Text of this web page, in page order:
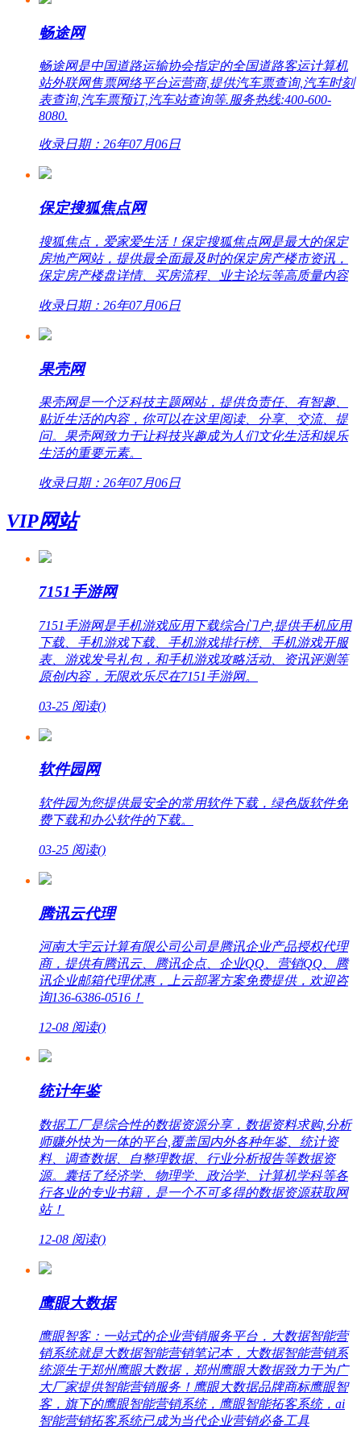
畅途网
畅途网是中国道路运输协会指定的全国道路客运计算机
站外联网售票网络平台运营商,提供汽车票查询,汽车时刻
表查询,汽车票预订,汽车站查询等.服务热线:400-600-
8080.
收录日期：26年07月06日
保定搜狐焦点网
搜狐焦点，爱家爱生活！保定搜狐焦点网是最大的保定
房地产网站，提供最全面最及时的保定房产楼市资讯，
保定房产楼盘详情、买房流程、业主论坛等高质量内容
收录日期：26年07月06日
果壳网
果壳网是一个泛科技主题网站，提供负责任、有智趣、
贴近生活的内容，你可以在这里阅读、分享、交流、提
问。果壳网致力于让科技兴趣成为人们文化生活和娱乐
生活的重要元素。
收录日期：26年07月06日
VIP网站
7151手游网
7151手游网是手机游戏应用下载综合门户,提供手机应用
下载、手机游戏下载、手机游戏排行榜、手机游戏开服
表、游戏发号礼包，和手机游戏攻略活动、资讯评测等
原创内容，无限欢乐尽在7151手游网。
03-25 阅读()
软件园网
软件园为您提供最安全的常用软件下载，绿色版软件免
费下载和办公软件的下载。
03-25 阅读()
腾讯云代理
河南大宇云计算有限公司公司是腾讯企业产品授权代理
商，提供有腾讯云、腾讯企点、企业QQ、营销QQ、腾
讯企业邮箱代理优惠，上云部署方案免费提供，欢迎咨
询136-6386-0516！
12-08 阅读()
统计年鉴
数据工厂是综合性的数据资源分享，数据资料求购,分析
师赚外快为一体的平台,覆盖国内外各种年鉴、统计资
料、调查数据、自整理数据、行业分析报告等数据资
源。囊括了经济学、物理学、政治学、计算机学科等各
行各业的专业书籍，是一个不可多得的数据资源获取网
站！
12-08 阅读()
鹰眼大数据
鹰眼智客：一站式的企业营销服务平台，大数据智能营
销系统就是大数据智能营销笔记本，大数据智能营销系
统源生于郑州鹰眼大数据，郑州鹰眼大数据致力于为广
大厂家提供智能营销服务！鹰眼大数据品牌商标鹰眼智
客，旗下的鹰眼智能营销系统，鹰眼智能拓客系统，ai
智能营销拓客系统已成为当代企业营销必备工具